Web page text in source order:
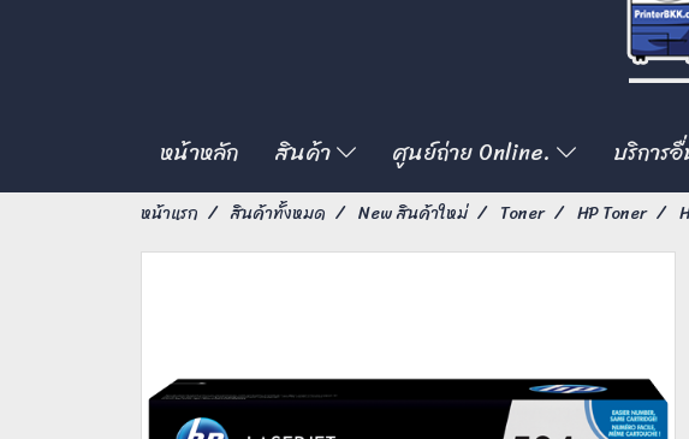
หน้าหลัก สินค้า ศูนย์ถ่าย Online. บริการ
หน้าแรก สินค้าทั้งหมด New สินค้าใหม่ Toner HP Toner